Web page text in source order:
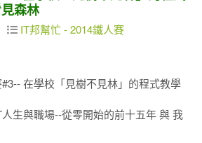
森林
IT邦幫忙 - 2014鐵人賽
在學校「見樹不見林」的程式教學
生與職場--從零開始的前十五年 與 我